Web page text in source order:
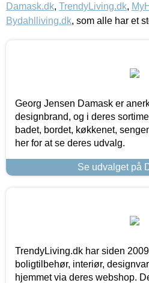
Damask.dk, TrendyLiving.dk,
Bydahlliving.dk, som alle har et
Georg Jensen Damask er
designbrand, og i deres
badet, bordet, køkkenet,
her for at se deres udvalg.
Se udvalget på
TrendyLiving.dk har siden
boligtilbehør, interiør,
hjemmet via deres webshop.